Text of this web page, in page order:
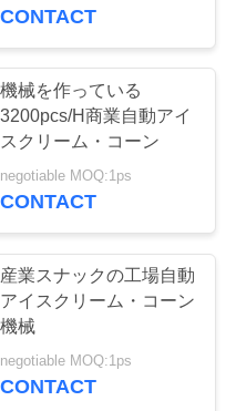
ム・
械
7
ム コ
ング
9
CONTACT
機械を作っている
3200pcs/H商業自動アイ
スクリーム・コーン
negotiable MOQ:1ps
CONTACT
産業スナックの工場自動
アイスクリーム・コーン
機械
negotiable MOQ:1ps
CONTACT